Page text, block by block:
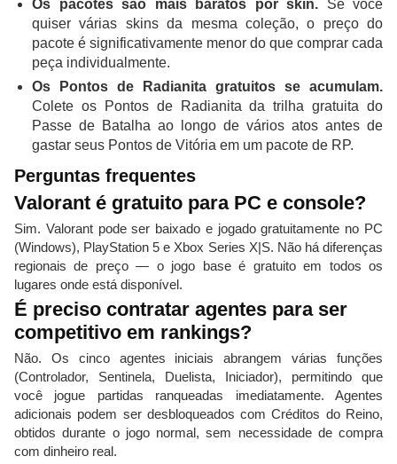
Os pacotes são mais baratos por skin. Se você
quiser várias skins da mesma coleção, o preço do
pacote é significativamente menor do que comprar cada
peça individualmente.
Os Pontos de Radianita gratuitos se acumulam.
Colete os Pontos de Radianita da trilha gratuita do
Passe de Batalha ao longo de vários atos antes de
gastar seus Pontos de Vitória em um pacote de RP.
Perguntas frequentes
Valorant é gratuito para PC e console?
Sim. Valorant pode ser baixado e jogado gratuitamente no PC
(Windows), PlayStation 5 e Xbox Series X|S. Não há diferenças
regionais de preço — o jogo base é gratuito em todos os
lugares onde está disponível.
É preciso contratar agentes para ser
competitivo em rankings?
Não. Os cinco agentes iniciais abrangem várias funções
(Controlador, Sentinela, Duelista, Iniciador), permitindo que
você jogue partidas ranqueadas imediatamente. Agentes
adicionais podem ser desbloqueados com Créditos do Reino,
obtidos durante o jogo normal, sem necessidade de compra
com dinheiro real.